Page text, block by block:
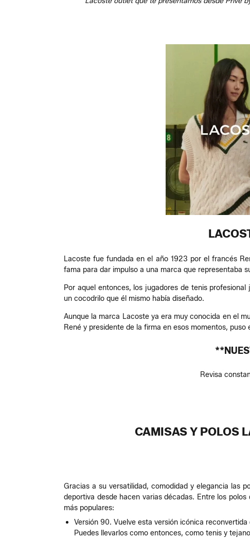
Lacoste fue fundada en el año 1923 por el francés
fama para dar impulso a una marca que representaba
Por aquel entonces, los jugadores de tenis
un cocodrilo que él mismo había diseñado.
Aunque la marca Lacoste ya era muy conocida en el
René y presidente de la firma en esos momentos,
Revisa
CAMISAS Y POLOS
Gracias a su versatilidad, comodidad y elegancia las
deportiva desde hacen varias décadas. Entre los
más populares:
Versión 90. Vuelve esta versión icónica
Puedes llevarlos como entonces, como tenis y